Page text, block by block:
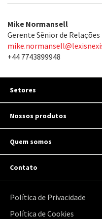
Mike Normansell
Gerente Sênior de
+44 7743899948
Setores
Nossos produtos
Quem somos
Contato
Política de Privacidade
Política de Cookies